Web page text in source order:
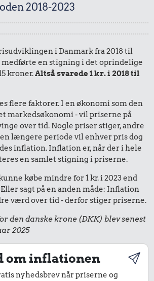
2018-2023
i Danmark fra 2018 til
medførte en stigning i det oprindelige
kroner.Altså svarede 1 kr. i 2018 til
flere faktorer. I en økonomi som den
markedsøkonomi - vil priserne på
over tid. Nogle priser stiger, andre
længere periode vil enhver pris dog
inflation. Inflation er, når der i hele
en samlet stigning i priserne.
købe mindre for 1 kr. i 2023 end
sagt på en anden måde: Inflation
værd over tid - derfor stiger priserne.
den danske krone (DKK) blev senest
2025
om inflationen
nyhedsbrev når priserne og